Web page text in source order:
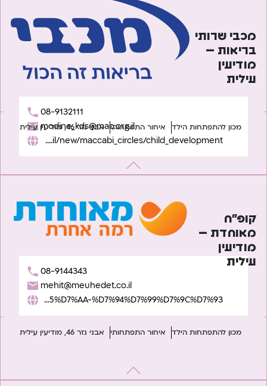
מכבי שרותי
בריאות –
מודיעין
עילית
08-9132111
modine_kds@mac.org.il
https://www.maccabi4u.co.il/new/maccabi_circles/child_development/
מכון להתפתחות הילד איחור התפתחותי אבני נזר 46, מודיעין עילית
קופ”ח
מאוחדת –
מודיעין
עילית
08-9144343
mehit@meuhedet.co.il
https://www.meuhedet.co.il/%D7%94%D7%AA%D7%A4%D7%AA%D7%97%D7%95%D7%AA-%D7%94%D7%99%D7%9C%D7%93/
מכון להתפתחות הילד איחור התפתחותי אבני נזר 46, מודיעין עילית